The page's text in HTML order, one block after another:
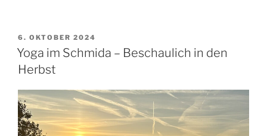
VERÖFFENTLICHT
AM
6. OKTOBER 2024
Yoga im Schmida – Beschaulich in den
Herbst